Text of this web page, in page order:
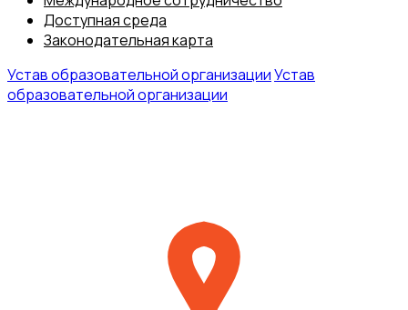
Доступная среда
Законодательная карта
Устав образовательной организацииУстав
образовательной организации